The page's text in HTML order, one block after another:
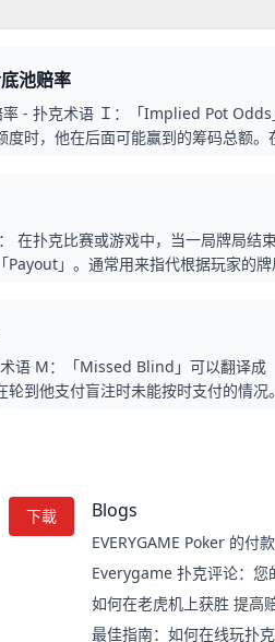
池赔率
- 扑克术语 Ｉ：「Implied Pot Odds
度时，他在后面可能赢到的筹码总额。
在扑克比赛或游戏中，当一局牌局结束
Payout」。通常用来指代根据玩家的牌
语 M：「Missed Blind」可以翻译成
轮到他支付盲注时未能按时支付的情况。
下載 Blogs
EVERYGAME Poker 的付
式：快速、轻松的交易
Everygame 扑克评论：您
线扑克指南
如何在老虎机上获胜 提高
的技巧
最佳指南：如何在线玩扑克